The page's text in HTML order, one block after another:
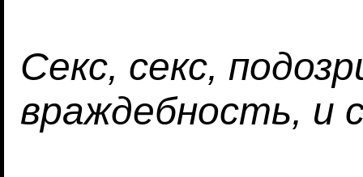
Секс, секс,
враждебность, и